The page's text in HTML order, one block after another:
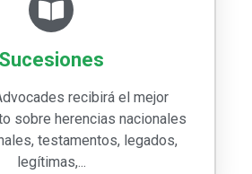
Sucesiones
recibirá el mejor
sobre herencias nacionales
testamentos, legados,
legítimas,...